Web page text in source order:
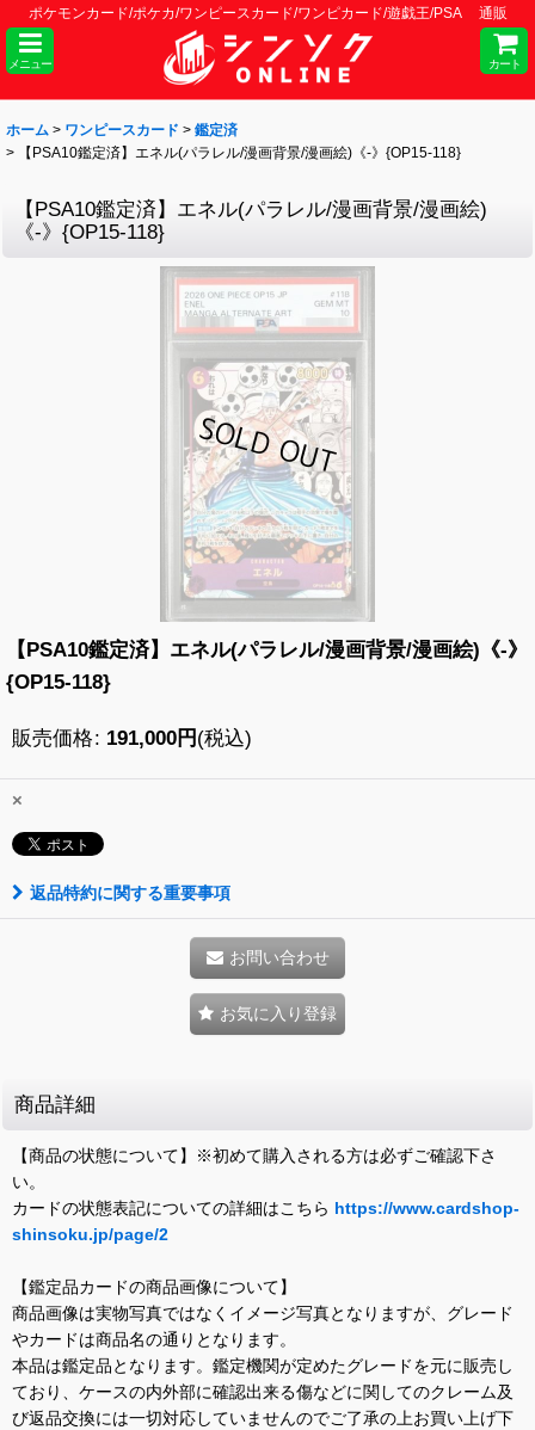
ポケモンカード/ポケカ/ワンピースカード/ワンピカード/遊戯王/PSA 通販
メニュー カート
ホーム > ワンピースカード > 鑑定済
>
【PSA10鑑定済】エネル(パラレル/漫画背景/漫画絵)《-》{OP15-118}
【PSA10鑑定済】エネル(パラレル/漫画背景/漫画絵)
《-》{OP15-118}
【PSA10鑑定済】エネル(パラレル/漫画背景/漫画絵)《-》
{OP15-118}
販売価格: 191,000円 (税込)
×
返品特約に関する重要事項
お問い合わせ
お気に入り登録
商品詳細
【商品の状態について】※初めて購入される方は必ずご確認下さ
い。
カードの状態表記についての詳細はこちら https://www.cardshop-
shinsoku.jp/page/2
【鑑定品カードの商品画像について】
商品画像は実物写真ではなくイメージ写真となりますが、グレード
やカードは商品名の通りとなります。
本品は鑑定品となります。鑑定機関が定めたグレードを元に販売し
ており、ケースの内外部に確認出来る傷などに関してのクレーム及
び返品交換には一切対応していませんのでご了承の上お買い上げ下